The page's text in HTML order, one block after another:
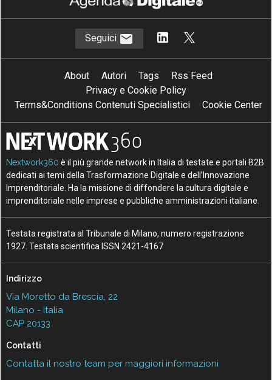
Seguici
About Autori Tags
Rss Feed
Privacy e Cookie Policy
Terms&Conditions Contenuti Specialistici
Cookie Center
Nextwork360 è il più grande network in Italia di testate e portali B2B
dedicati ai temi della Trasformazione Digitale e dell’Innovazione
Imprenditoriale. Ha la missione di diffondere la cultura digitale e
imprenditoriale nelle imprese e pubbliche amministrazioni italiane.
Testata registrata al Tribunale di Milano, numero registrazione
1927. Testata scientifica ISSN 2421-4167
Indirizzo
Via Moretto da Brescia, 22
Milano - Italia
CAP 20133
Contatti
Contatta il nostro team per maggiori informazioni